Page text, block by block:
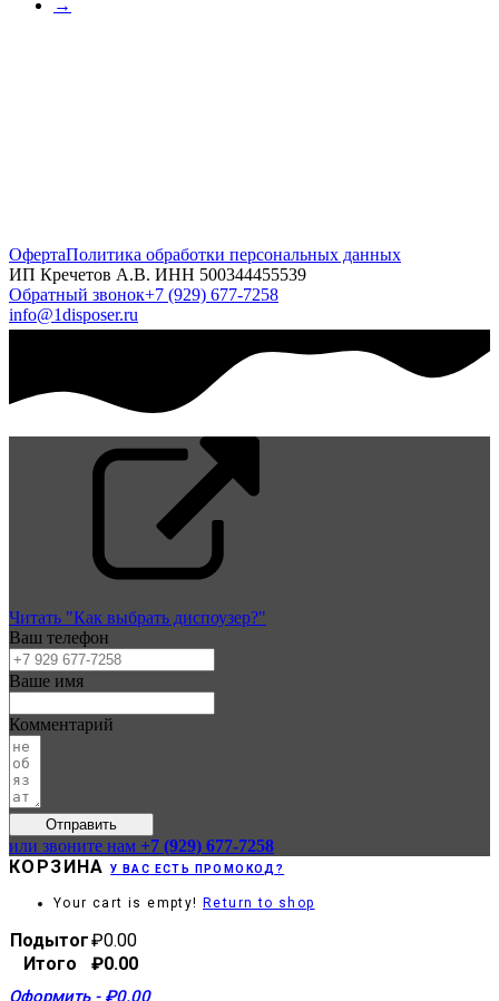
→
ОфертаПолитика обработки персональных данных
ИП Кречетов А.В. ИНН 500344455539
Обратный звонок+7 (929) 677-7258
info@1disposer.ru
Читать "Как выбрать диспоузер?"
Ваш телефон
Ваше имя
Комментарий
Отправить
или звоните нам +7 (929) 677-7258
КОРЗИНАУ ВАС ЕСТЬ ПРОМОКОД?
Your cart is empty!Return to shop
Подытог₽0.00
Итого
₽0.00
Оформить - ₽0.00